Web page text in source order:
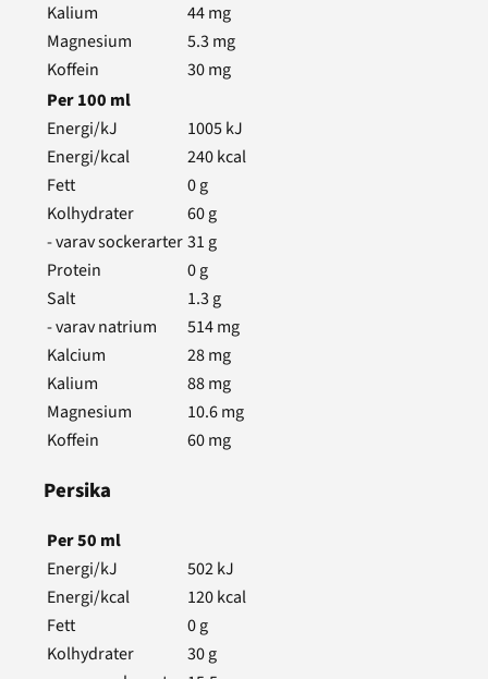
Kalium
44mg
Magnesium
5.3 mg
Koffein
30mg
Per100 ml
Energi/kJ
1005kJ
Energi/kcal
240kcal
Fett
0g
Kolhydrater
60g
- varav sockerarter31 g
Protein
0g
Salt
1.3 g
- varav natrium
514mg
Kalcium
28mg
Kalium
88mg
Magnesium
10.6mg
Koffein
60mg
Persika
Per50 ml
Energi/kJ
502kJ
Energi/kcal
120kcal
Fett
0g
Kolhydrater
30g